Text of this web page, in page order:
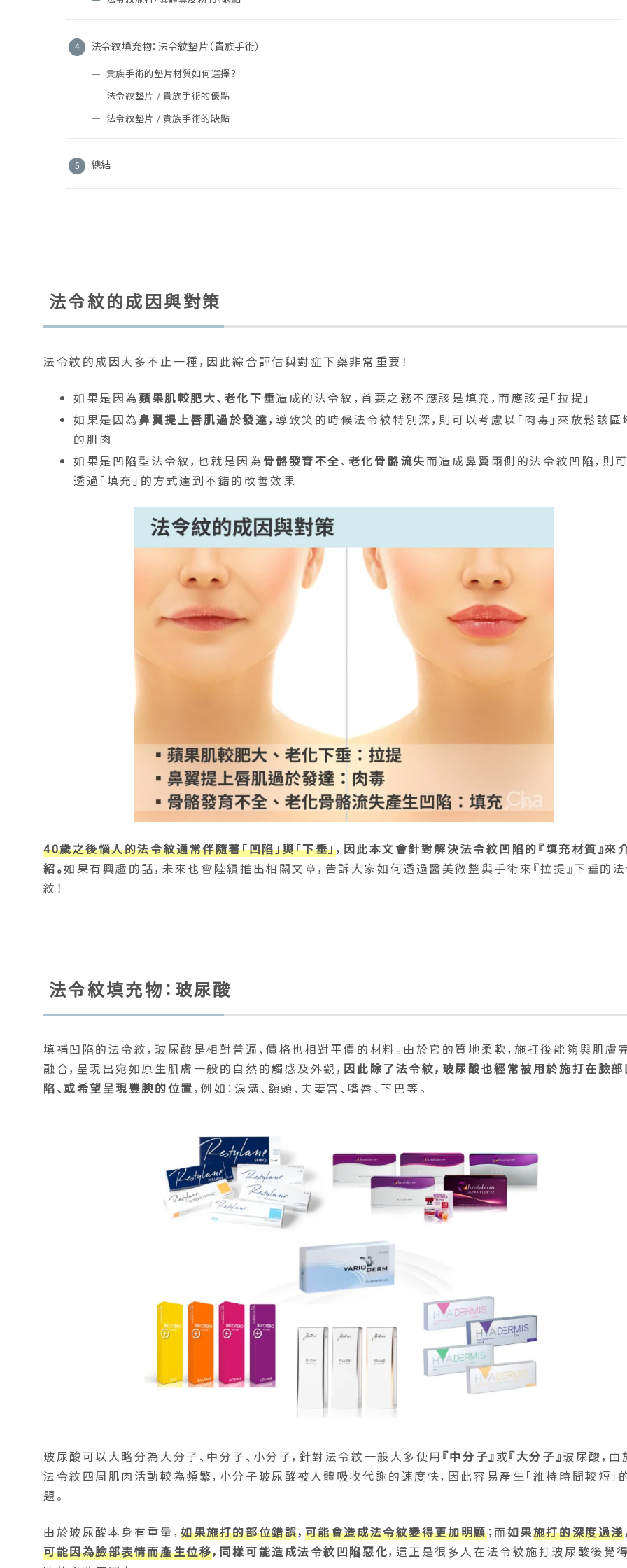
法令紋填充物：法令紋墊片（貴族手術）
貴族手術的墊片材質如何選擇？
法令紋墊片 / 貴族手術的優點
法令紋墊片 / 貴族手術的缺點
總結
法令紋的成因與對策
法令紋的成因大多不止一種，因此綜合評估與對症下藥非常重要！
如果是因為蘋果肌較肥大、老化下垂造成的法令紋，首要之務不應該是填充，而應該是「拉提」
如果是因為鼻翼提上唇肌過於發達，導致笑的時候法令紋特別深，則可以考慮以「肉毒」來放鬆該區
的肌肉
如果是凹陷型法令紋，也就是因為骨骼發育不全、 老化骨骼流失而造成鼻翼兩側的法令紋凹陷，則
透過「填充」的方式達到不錯的改善效果
40歲之後惱人的法令紋通常伴隨著「凹陷」與「下垂」，因此本文會針對解決法令紋凹陷的『填充材質』來
紹。如果有興趣的話，未來也會陸續推出相關文章，告訴大家如何透過醫美微整與手術來『拉提』下垂的
紋！
法令紋填充物：玻尿酸
填補凹陷的法令紋，玻尿酸是相對普遍、價格也相對平價的材料。由於它的質地柔軟，施打後能夠與肌膚
融合，呈現出宛如原生肌膚一般的自然的觸感及外觀， 因此除了法令紋，玻尿酸也經常被用於施打在臉
陷、或希望呈現豐腴的位置，例如：淚溝、額頭、夫妻宮、嘴唇、下巴等。
玻尿酸可以大略分為大分子、中分子、小分子，針對法令紋一般大多使用 『中分子』或『大分子』玻尿酸，由
法令紋四周肌肉活動較為頻繁，小分子玻尿酸被人體吸收代謝的速度快，因此容易產生「維持時間較短」
題。
由於玻尿酸本身有重量，如果施打的部位錯誤， 可能會造成法令紋變得更加明顯；而如果施打的深度過淺
可能因為臉部表情而產生位移，同樣可能造成法令紋凹陷惡化，這正是很多人在法令紋施打玻尿酸後覺